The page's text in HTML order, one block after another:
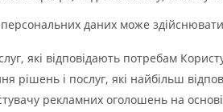
даних може
які відповідають потребам
рішень і послуг, які найбільш
рекламних оголошень на